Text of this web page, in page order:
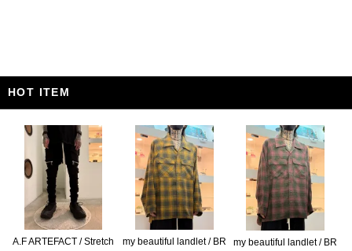
HOT ITEM
A.F ARTEFACT / Stretch
my beautiful landlet / BR
my beautiful landlet / BR